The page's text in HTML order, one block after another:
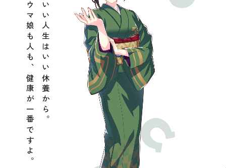
いい人生はいい休養から。
ウマ娘も人も、健康が一番ですよ。